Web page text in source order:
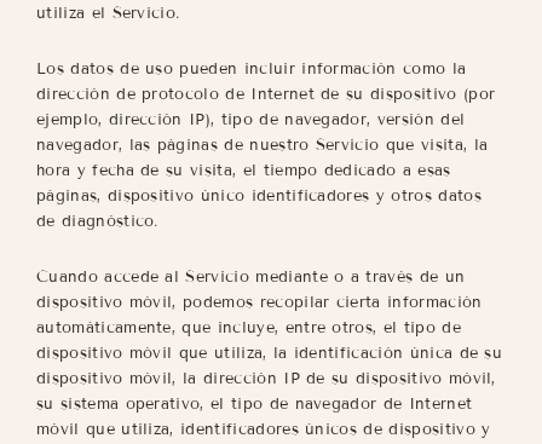
utiliza el Servicio.
Los datos de uso pueden incluir información como la
dirección de protocolo de Internet de su dispositivo (por
ejemplo, dirección IP), tipo de navegador, versión del
navegador, las páginas de nuestro Servicio que visita, la
hora y fecha de su visita, el tiempo dedicado a esas
páginas, dispositivo único identificadores y otros datos
de diagnóstico.
Cuando accede al Servicio mediante o a través de un
dispositivo móvil, podemos recopilar cierta información
automáticamente, que incluye, entre otros, el tipo de
dispositivo móvil que utiliza, la identificación única de su
dispositivo móvil, la dirección IP de su dispositivo móvil,
su sistema operativo, el tipo de navegador de Internet
móvil que utiliza, identificadores únicos de dispositivo y